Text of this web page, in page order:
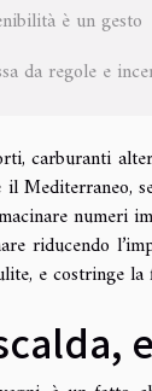
è un gesto
da regole e
carburanti
il Mediterraneo,
numeri
riducendo
e costringe